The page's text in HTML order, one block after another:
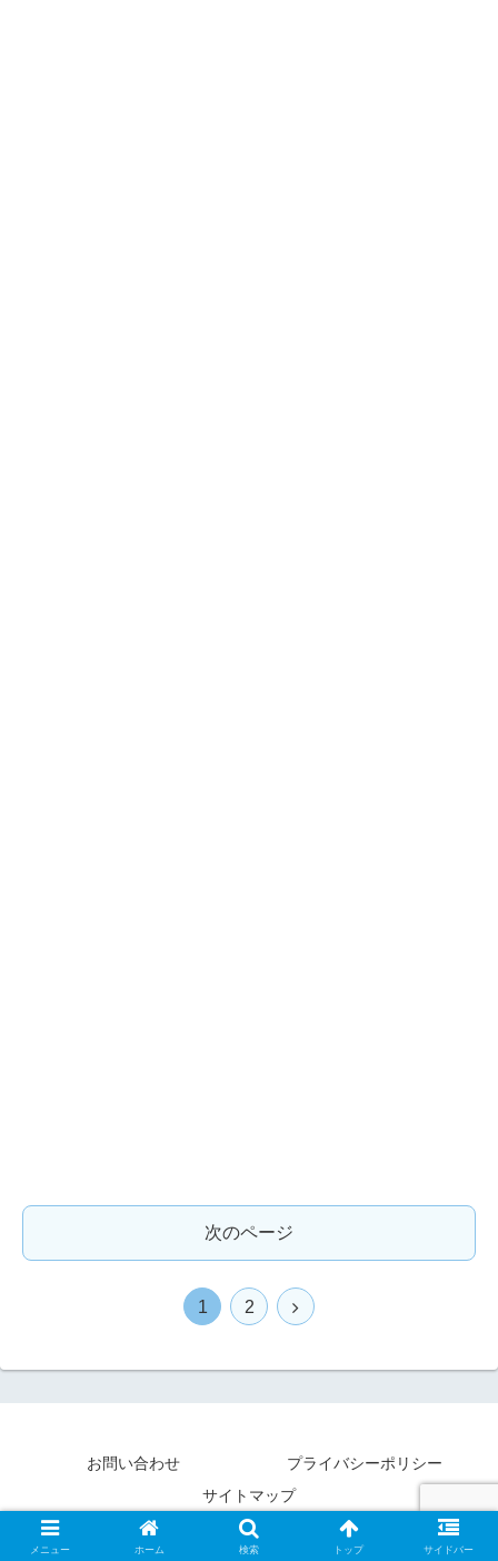
次のページ
1 2
お問い合わせ
プライバシーポリシー
サイトマップ
© 2018-2026 ひでぶろチャンネル.
メニュー ホーム 検索 トップ サイドバー